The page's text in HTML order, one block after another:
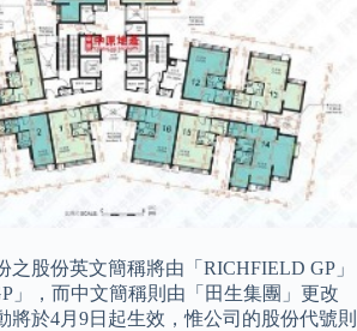
之股份英文簡稱將由「RICHFIELD GP」
」，而中文簡稱則由「田生集團」更改
將於4月9日起生效，惟公司的股份代號則